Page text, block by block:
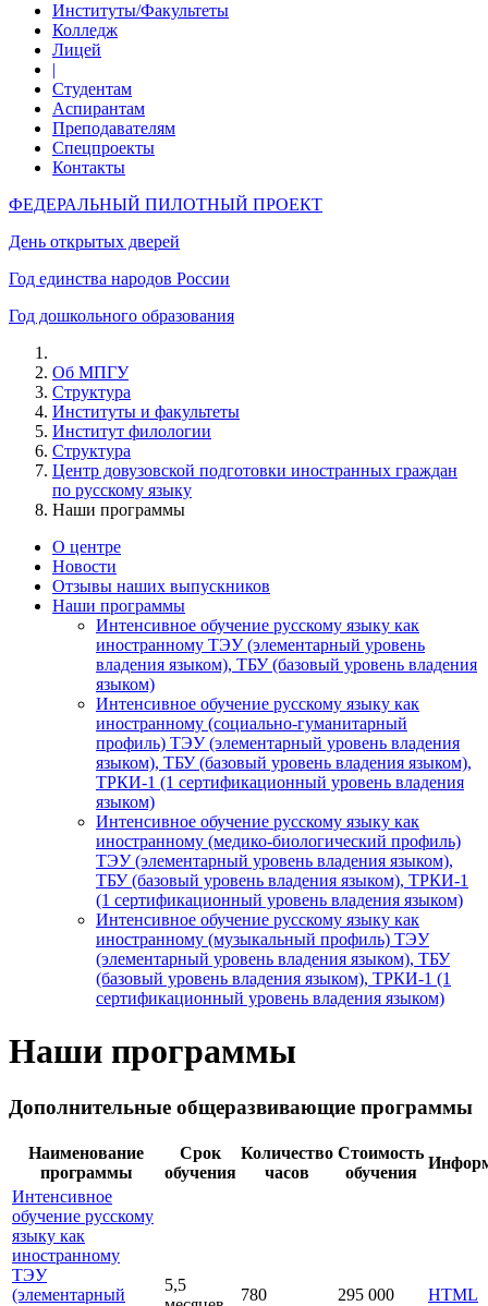
Институты/Факультеты
Колледж
Лицей
|
Студентам
Аспирантам
Преподавателям
Спецпроекты
Контакты
ФЕДЕРАЛЬНЫЙ ПИЛОТНЫЙ ПРОЕКТ
День открытых дверей
Год единства народов России
Год дошкольного образования
Об МПГУ
Структура
Институты и факультеты
Институт филологии
Структура
Центр довузовской подготовки иностранных граждан
по русскому языку
Наши программы
О центре
Новости
Отзывы наших выпускников
Наши программы
Интенсивное обучение русскому языку как
иностранному ТЭУ (элементарный уровень
владения языком), ТБУ (базовый уровень владения
языком)
Интенсивное обучение русскому языку как
иностранному (социально-гуманитарный
профиль) ТЭУ (элементарный уровень владения
языком), ТБУ (базовый уровень владения языком),
ТРКИ-1 (1 сертификационный уровень владения
языком)
Интенсивное обучение русскому языку как
иностранному (медико-биологический профиль)
ТЭУ (элементарный уровень владения языком),
ТБУ (базовый уровень владения языком), ТРКИ-1
(1 сертификационный уровень владения языком)
Интенсивное обучение русскому языку как
иностранному (музыкальный профиль) ТЭУ
(элементарный уровень владения языком), ТБУ
(базовый уровень владения языком), ТРКИ-1 (1
сертификационный уровень владения языком)
Наши программы
Дополнительные общеразвивающие программы
Наименование
программы
Срок
обучения
Количество
часов
Стоимость
обучения
Интенсивное
обучение русскому
языку как
иностранному
ТЭУ
(элементарный
5,5
780 295 000 HTML